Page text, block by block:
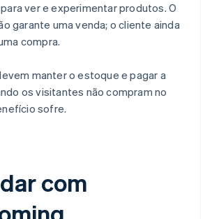
ver e experimentar produtos. O
garante uma venda; o cliente ainda
compra.
manter o estoque e pagar a
os visitantes não compram no
sofre.
com